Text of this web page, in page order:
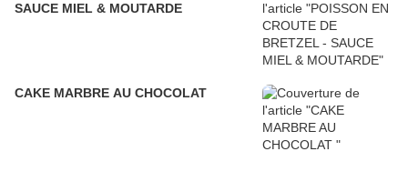
SAUCE MIEL & MOUTARDE
CAKE MARBRE AU CHOCOLAT